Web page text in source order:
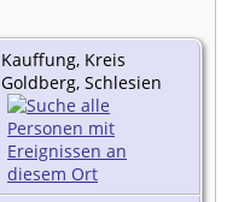
Kauffung, Kreis
Goldberg, Schlesien